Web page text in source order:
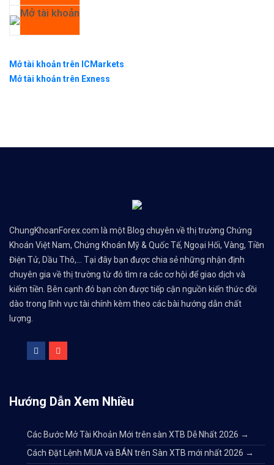
Mở tài khoản
Mở tài khoản trên ICMarkets
Mở tài khoản trên Exness
ChungKhoanForex.com là một Blog chuyên về thị trường Chứng
Khoán Việt Nam, Chứng Khoán Mỹ & Quốc Tế, Ngoại Hối, Vàng, Tiền
Điện Tử, Dầu Thô,... Tại đây bạn được chia sẻ những nhận định
chuyên gia về thị trường từ đó tìm ra các cơ hội để giao dịch và
kiếm tiền. Bên cạnh đó bạn còn được tiếp cận nguồn kiến thức dồi
dào trong lĩnh vực tài chính kèm theo các bài hướng dẫn chất
lượng.
Hướng Dẫn Xem Nhiều
Các Bước Mở Tài Khoản Mới trên sàn XTB Dễ Nhất 2026 →
Cách Đặt Lệnh MUA và BÁN trên Sàn XTB mới nhất 2026 →